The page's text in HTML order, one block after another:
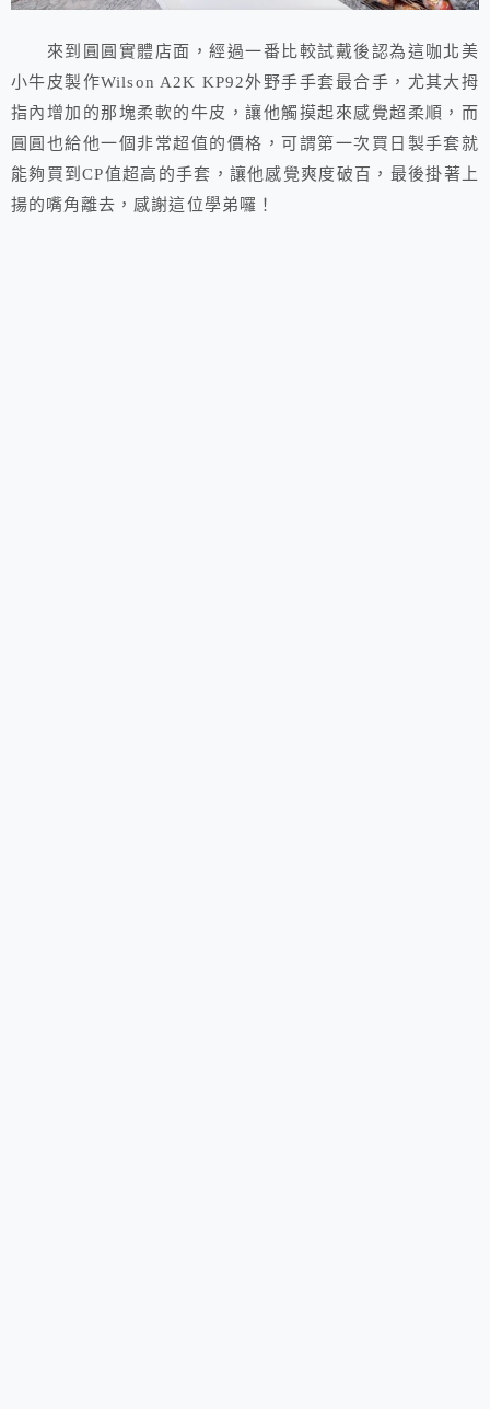
來到圓圓實體店面，經過一番比較試戴後認為這咖北美
小牛皮製作Wilson A2K KP92外野手手套最合手，尤其大拇
指內增加的那塊柔軟的牛皮，讓他觸摸起來感覺超柔順，而
圓圓也給他一個非常超值的價格，可謂第一次買日製手套就
能夠買到CP值超高的手套，讓他感覺爽度破百，最後掛著上
揚的嘴角離去，感謝這位學弟囉！